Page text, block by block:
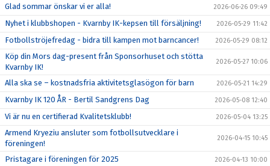
Glad sommar önskar vi er alla! 2026-06-26 09:49
Nyhet i klubbshopen - Kvarnby IK-kepsen till försäljning! 2026-05-29 11:42
Fotbollströjefredag - bidra till kampen mot barncancer! 2026-05-29 08:12
Köp din Mors dag-present från Sponsorhuset och stötta
Kvarnby IK!
2026-05-27 10:06
Alla ska se – kostnadsfria aktivitetsglasögon för barn 2026-05-21 14:29
Kvarnby IK 120 ÅR - Bertil Sandgrens Dag 2026-05-08 12:40
Vi är nu en certifierad Kvalitetsklubb! 2026-05-04 13:25
Armend Kryeziu ansluter som fotbollsutvecklare i
föreningen!
2026-04-15 10:45
Pristagare i föreningen för 2025 2026-04-13 10:00